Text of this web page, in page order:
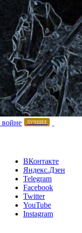
ЛУЧШЕЕ
ВКонтакте
Яндекс.Дзен
Telegram
Facebook
Twitter
YouTube
Instagram